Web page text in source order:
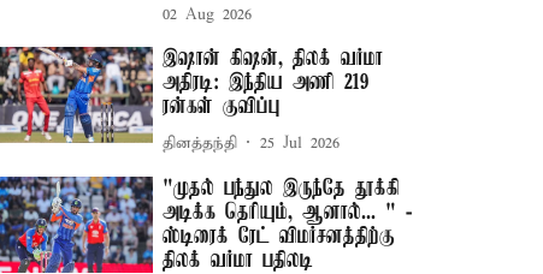
02 Aug 2026
இஷான் கிஷன், திலக் வர்மா
அதிரடி: இந்திய அணி 219
ரன்கள் குவிப்பு
தினத்தந்தி 25 Jul 2026
"முதல் பந்துல இருந்தே தூக்கி
அடிக்க தெரியும், ஆனால்... " -
ஸ்டிரைக் ரேட் விமர்சனத்திற்கு
திலக் வர்மா பதிலடி